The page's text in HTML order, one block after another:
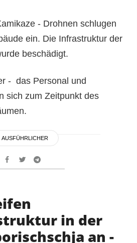
- Drohnen schlugen
ein. Die Infrastruktur der
beschädigt.
- das Personal und
sich zum Zeitpunkt des
AUSFÜHRLICHER
in der
an -